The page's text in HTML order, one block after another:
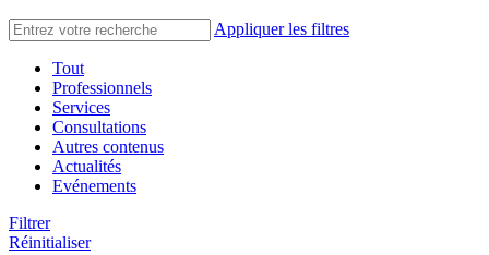
Appliquer les filtres
Tout
Professionnels
Services
Consultations
Autres contenus
Actualités
Evénements
Filtrer
Réinitialiser